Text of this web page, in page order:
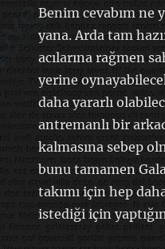
Benim cevabım ne
yana. Arda tam
acılarına rağmen
yerine
daha yararlı
antremanlı bir
kalmasına sebep
bunu tamamen
takımı için hep
istediği için